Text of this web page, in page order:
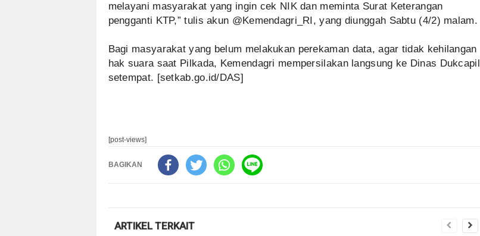
melayani masyarakat yang ingin cek NIK dan meminta Surat Keterangan
pengganti KTP,” tulis akun @Kemendagri_RI, yang diunggah Sabtu (4/2) malam.
Bagi masyarakat yang belum melakukan perekaman data, agar tidak kehilangan
hak suara saat Pilkada, Kemendagri mempersilakan langsung ke Dinas Dukcapil
setempat. [setkab.go.id/DAS]
[post-views]
BAGIKAN
ARTIKEL TERKAIT